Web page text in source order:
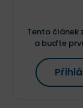
Tento článek
a buďte